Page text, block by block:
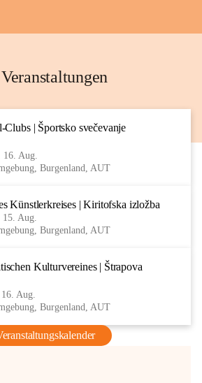
Clubs | Športsko svečevanje
16. Aug.
Burgenland, AUT
Künstlerkreises | Kiritofska izložba
Aug.
Burgenland, AUT
Kulturvereines | Štrapova
Aug.
Burgenland, AUT